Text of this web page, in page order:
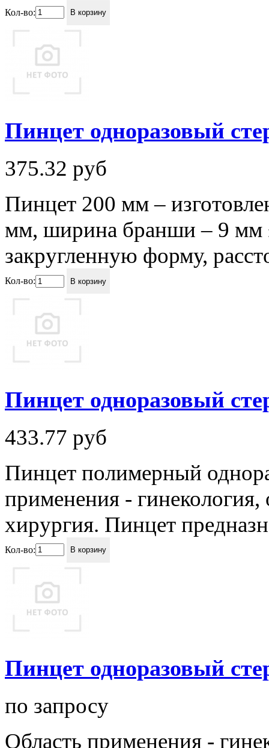
Кол-во: В корзину
Пинцет одноразовый
375.32 руб
Пинцет 200 мм –
мм, ширина бранши – 9 мм
закругленную форму,
Кол-во: В корзину
Пинцет одноразовый
433.77 руб
Пинцет полимерный
применения -
хирургия. Пинцет
Кол-во: В корзину
Пинцет одноразовый
по запросу
Область применения -